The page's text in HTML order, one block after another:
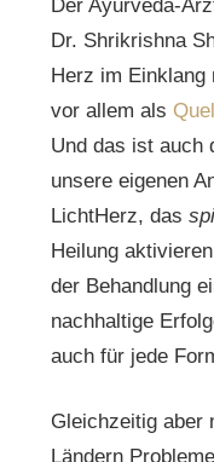
Der Ayurveda-
Dr. Shrikrishna
Herz im Einklang
vor allem als
Und das ist auch
unsere eigenen
LichtHerz, das
Heilung
der Behandlung
nachhaltige
auch für jede
Gleichzeitig aber
Ländern